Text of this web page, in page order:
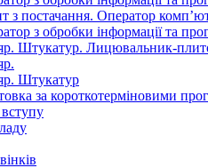
з постачання. Оператор
з обробки інформації та
Штукатур. Лицювальник-
Штукатур
за короткотерміновими